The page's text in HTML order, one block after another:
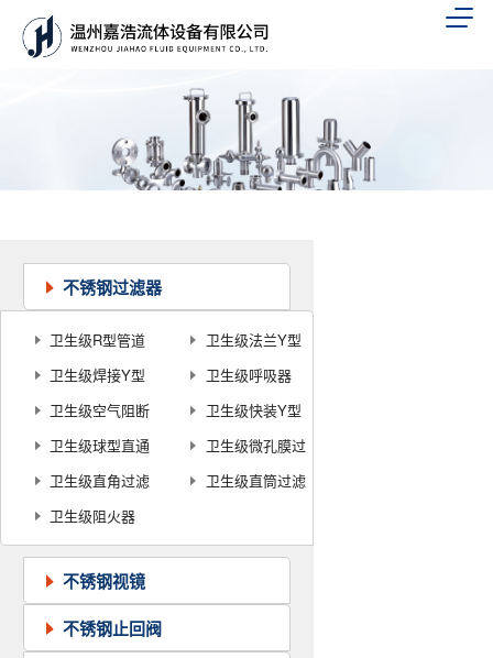
不锈钢过滤器
卫生级R型管道
过滤器
卫生级法兰Y型
过滤器
卫生级焊接Y型
过滤器
卫生级呼吸器
卫生级空气阻断
卫生级快装Y型
过滤器
卫生级球型直通
过滤器
卫生级微孔膜过
卫生级直角过滤
卫生级直筒过滤
卫生级阻火器
不锈钢视镜
不锈钢止回阀